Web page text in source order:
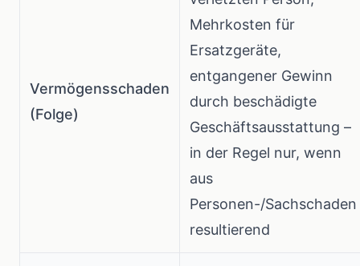
Vermögensschaden
(Folge)
Mehrkosten für
Ersatzgeräte,
entgangener Gewinn
durch beschädigte
Geschäftsausstattung –
in der Regel nur, wenn
aus
Personen-/Sachschaden
resultierend